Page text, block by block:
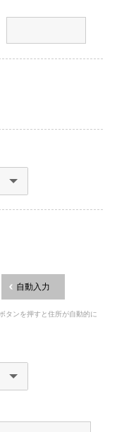
自動入力
タンを押すと住所が自動的に